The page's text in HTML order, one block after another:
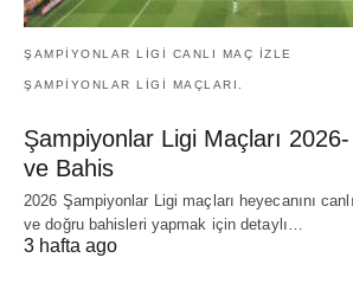
ŞAMPIYONLAR LIGI CANLI MAÇ IZLE
ŞAMPIYONLAR LIGI MAÇLARI.
Şampiyonlar Ligi Maçları
ve Bahis
2026 Şampiyonlar Ligi maçları heyecanını
ve doğru bahisleri yapmak için detaylı…
3 hafta ago